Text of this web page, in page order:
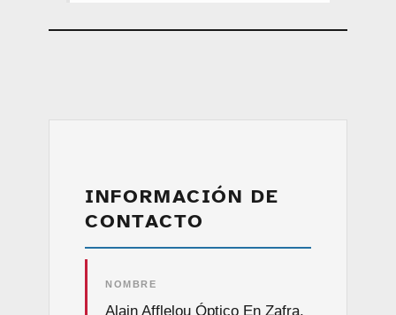
INFORMACIÓN DE
CONTACTO
NOMBRE
Alain Afflelou Óptico En Zafra,